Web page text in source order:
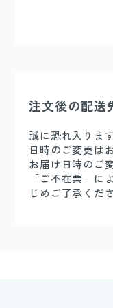
注文後の配送
誠に恐れ入りま
日時のご変更は
お届け日時のご
「ご不在票」に
じめご了承くださ